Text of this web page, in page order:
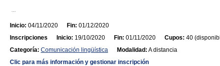
...
Inicio: 04/11/2020 Fin: 01/12/2020
Inscripciones
Inicio: 19/10/2020 Fin: 01/11/2020 Cupos: 40
Categoría: Comunicación lingüística Modalidad: A distancia
Clic para más información y gestionar inscripción